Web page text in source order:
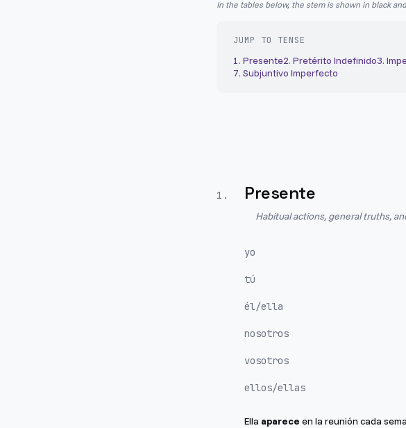
In the tables below, the stem is shown in black
JUMP TO TENSE
1. Presente2. Pretérito Indefinido3.
7. Subjuntivo Imperfecto
1 . Presente
Habitual actions, general truths,
yo
tú
él/ella
nosotros
vosotros
ellos/ellas
Ella aparece en la reunión cada